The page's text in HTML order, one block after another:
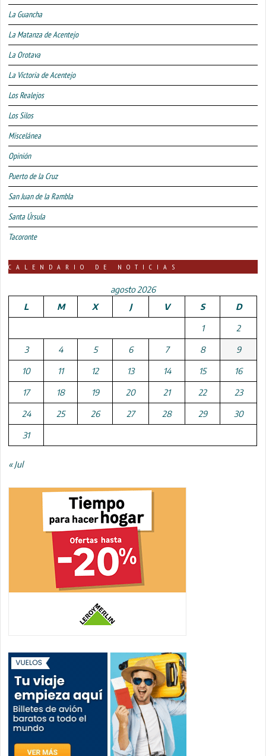
La Guancha
La Matanza de Acentejo
La Orotava
La Victoria de Acentejo
Los Realejos
Los Silos
Miscelánea
Opinión
Puerto de la Cruz
San Juan de la Rambla
Santa Úrsula
Tacoronte
CALENDARIO DE NOTICIAS
agosto 2026
L
M X J V S D
1 2
3 4 5 6 7 8 9
10 11 12 13 14 15 16
17 18 19 20 21 22 23
24 25 26 27 28 29 30
31
« Jul